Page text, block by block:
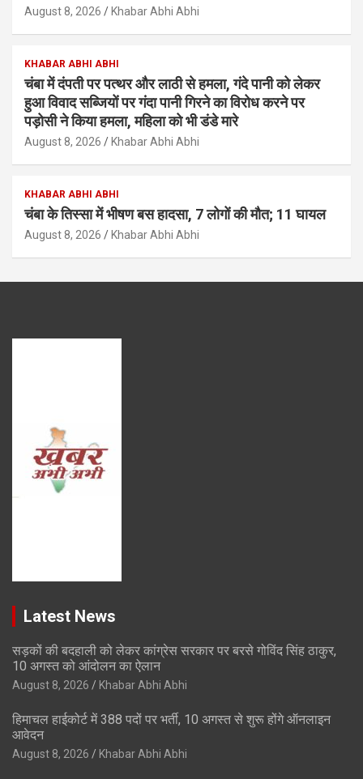
August 8, 2026 Khabar Abhi Abhi
KHABAR ABHI ABHI
चंबा में दंपती पर पत्थर और लाठी से हमला, गंदे पानी को लेकर
हुआ विवाद सब्जियों पर गंदा पानी गिरने का विरोध करने पर
पड़ोसी ने किया हमला, महिला को भी डंडे मारे
August 8, 2026 Khabar Abhi Abhi
KHABAR ABHI ABHI
चंबा के तिस्सा में भीषण बस हादसा, 7 लोगों की मौत; 11 घायल
August 8, 2026 Khabar Abhi Abhi
Latest News
सड़कों की बदहाली को लेकर कांग्रेस सरकार पर बरसे गोविंद सिंह ठाकुर,
10 अगस्त को आंदोलन का ऐलान
August 8, 2026 Khabar Abhi Abhi
हिमाचल हाईकोर्ट में 388 पदों पर भर्ती, 10 अगस्त से शुरू होंगे ऑनलाइन
आवेदन
August 8, 2026 Khabar Abhi Abhi